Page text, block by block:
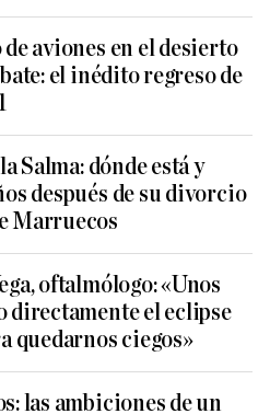
aviones en el desierto
el inédito regreso de
Salma: dónde está y
después de su divorcio
Marruecos
oftalmólogo: «Unos
directamente el eclipse
quedarnos ciegos»
las ambiciones de un